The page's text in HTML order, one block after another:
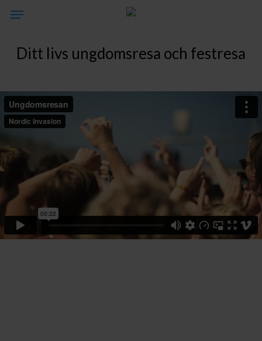
Skip
content
Menu
Ditt livs ungdomsresa och festresa